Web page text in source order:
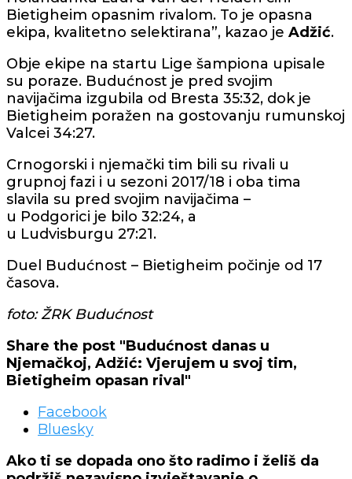
Bietigheim opasnim rivalom. To je opasna
ekipa, kvalitetno selektirana”, kazao je Adžić.
Obje ekipe na startu Lige šampiona upisale
su poraze. Budućnost je pred svojim
navijačima izgubila od Bresta 35:32, dok je
Bietigheim poražen na gostovanju rumunskoj
Valcei 34:27.
Crnogorski i njemački tim bili su rivali u
grupnoj fazi i u sezoni 2017/18 i oba tima
slavila su pred svojim navijačima –
u Podgorici je bilo 32:24, a
u Ludvisburgu 27:21.
Duel Budućnost – Bietigheim počinje od 17
časova.
foto: ŽRK Budućnost
Share the post "Budućnost danas u
Njemačkoj, Adžić: Vjerujem u svoj tim,
Bietigheim opasan rival"
Facebook
Bluesky
Ako ti se dopada ono što radimo i želiš da